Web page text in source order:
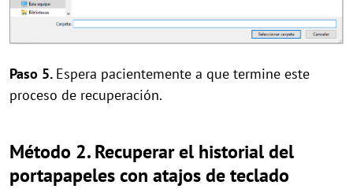
Paso 5. Espera pacientemente a que termine este
proceso de recuperación.
Método 2. Recuperar el historial del
portapapeles con atajos de teclado